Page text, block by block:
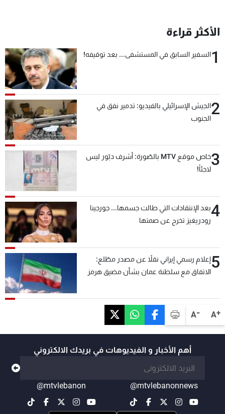
A+
A-
الأكثر قراءة
1السفير السابق في المستشفى... بعد توقيفه!
2الجيش الإسرائيلي بالفيديو: تدمير نفق في
الجنوب
3
خاص موقع MTV بالصّورة: أشرف دبّور ليس
لاجئاً!
4بعد الإنتقادات التي طالت جسمها... جورجينا
رودريغيز تخرج عن صمتها
5إعلام رسمي إيراني نقلاً عن مصدر مطّلع:
الاتفاق مع سلطنة عمان بشأن مضيق هرمز
أهم الأخبار و الفيديوهات في بريدك الالكتروني
@mtvlebanonnews
@mtvlebanon